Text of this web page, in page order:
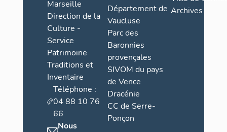
Marseille
Direction de la
Culture -
Service
Patrimoine
Traditions et
Inventaire
Téléphone :
04 88 10 76
66
Nous
Département de
Vaucluse
Parc des
Baronnies
provençales
SIVOM du pays
de Vence
Dracénie
CC de Serre-
Ponçon
Archives